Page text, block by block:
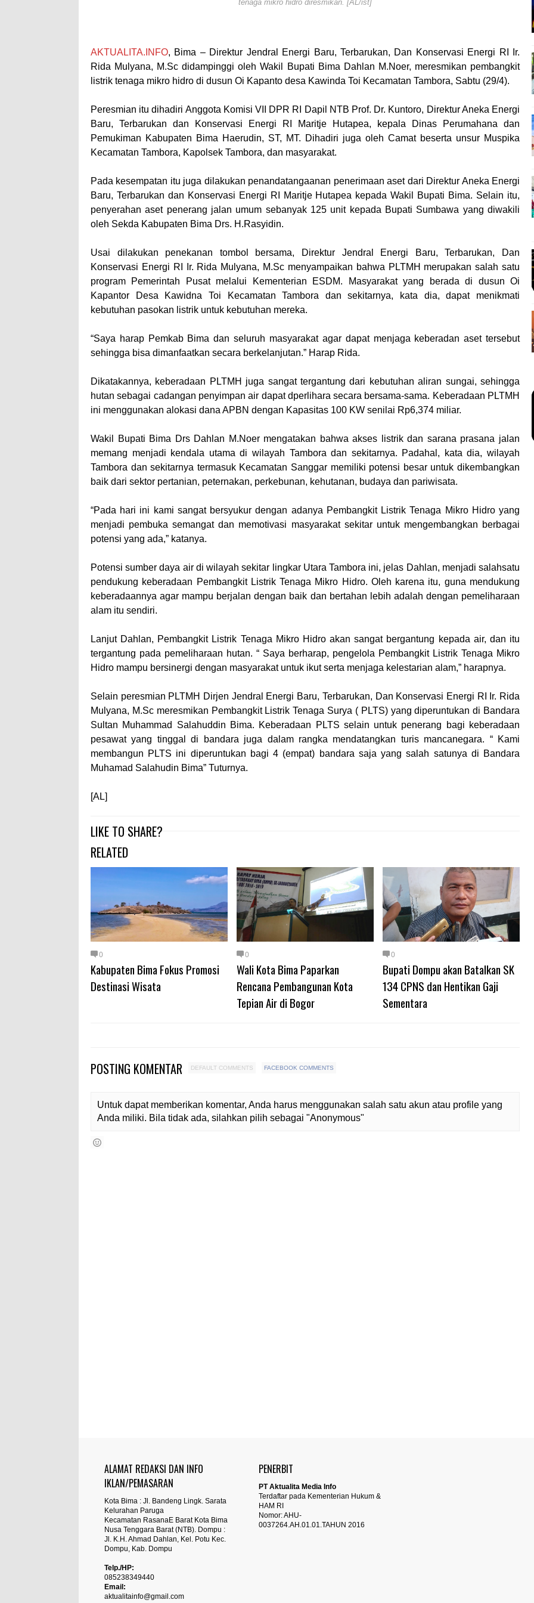
tenaga mikro hidro diresmikan. [AL/ist]
AKTUALITA.INFO, Bima – Direktur Jendral Energi Baru, Terbarukan, Dan Konservasi Energi RI Ir.
Rida Mulyana, M.Sc didampinggi oleh Wakil Bupati Bima Dahlan M.Noer, meresmikan pembangkit
listrik tenaga mikro hidro di dusun Oi Kapanto desa Kawinda Toi Kecamatan Tambora, Sabtu (29/4).
Peresmian itu dihadiri Anggota Komisi VII DPR RI Dapil NTB Prof. Dr. Kuntoro, Direktur Aneka Energi
Baru, Terbarukan dan Konservasi Energi RI Maritje Hutapea, kepala Dinas Perumahana dan
Pemukiman Kabupaten Bima Haerudin, ST, MT. Dihadiri juga oleh Camat beserta unsur Muspika
Kecamatan Tambora, Kapolsek Tambora, dan masyarakat.
Pada kesempatan itu juga dilakukan penandatangaanan penerimaan aset dari Direktur Aneka Energi
Baru, Terbarukan dan Konservasi Energi RI Maritje Hutapea kepada Wakil Bupati Bima. Selain itu,
penyerahan aset penerang jalan umum sebanyak 125 unit kepada Bupati Sumbawa yang diwakili
oleh Sekda Kabupaten Bima Drs. H.Rasyidin.
Usai dilakukan penekanan tombol bersama, Direktur Jendral Energi Baru, Terbarukan, Dan
Konservasi Energi RI Ir. Rida Mulyana, M.Sc menyampaikan bahwa PLTMH merupakan salah satu
program Pemerintah Pusat melalui Kementerian ESDM. Masyarakat yang berada di dusun Oi
Kapantor Desa Kawidna Toi Kecamatan Tambora dan sekitarnya, kata dia, dapat menikmati
kebutuhan pasokan listrik untuk kebutuhan mereka.
“Saya harap Pemkab Bima dan seluruh masyarakat agar dapat menjaga keberadan aset tersebut
sehingga bisa dimanfaatkan secara berkelanjutan.” Harap Rida.
Dikatakannya, keberadaan PLTMH juga sangat tergantung dari kebutuhan aliran sungai, sehingga
hutan sebagai cadangan penyimpan air dapat dperlihara secara bersama-sama. Keberadaan PLTMH
ini menggunakan alokasi dana APBN dengan Kapasitas 100 KW senilai Rp6,374 miliar.
Wakil Bupati Bima Drs Dahlan M.Noer mengatakan bahwa akses listrik dan sarana prasana jalan
memang menjadi kendala utama di wilayah Tambora dan sekitarnya. Padahal, kata dia, wilayah
Tambora dan sekitarnya termasuk Kecamatan Sanggar memiliki potensi besar untuk dikembangkan
baik dari sektor pertanian, peternakan, perkebunan, kehutanan, budaya dan pariwisata.
“Pada hari ini kami sangat bersyukur dengan adanya Pembangkit Listrik Tenaga Mikro Hidro yang
menjadi pembuka semangat dan memotivasi masyarakat sekitar untuk mengembangkan berbagai
potensi yang ada,” katanya.
Potensi sumber daya air di wilayah sekitar lingkar Utara Tambora ini, jelas Dahlan, menjadi salahsatu
pendukung keberadaan Pembangkit Listrik Tenaga Mikro Hidro. Oleh karena itu, guna mendukung
keberadaannya agar mampu berjalan dengan baik dan bertahan lebih adalah dengan pemeliharaan
alam itu sendiri.
Lanjut Dahlan, Pembangkit Listrik Tenaga Mikro Hidro akan sangat bergantung kepada air, dan itu
tergantung pada pemeliharaan hutan. “ Saya berharap, pengelola Pembangkit Listrik Tenaga Mikro
Hidro mampu bersinergi dengan masyarakat untuk ikut serta menjaga kelestarian alam,” harapnya.
Selain peresmian PLTMH Dirjen Jendral Energi Baru, Terbarukan, Dan Konservasi Energi RI Ir. Rida
Mulyana, M.Sc meresmikan Pembangkit Listrik Tenaga Surya ( PLTS) yang diperuntukan di Bandara
Sultan Muhammad Salahuddin Bima. Keberadaan PLTS selain untuk penerang bagi keberadaan
pesawat yang tinggal di bandara juga dalam rangka mendatangkan turis mancanegara. “ Kami
membangun PLTS ini diperuntukan bagi 4 (empat) bandara saja yang salah satunya di Bandara
Muhamad Salahudin Bima” Tuturnya.
[AL]
LIKE TO SHARE?
RELATED
0
Kabupaten Bima Fokus Promosi
Destinasi Wisata
0
Wali Kota Bima Paparkan
Rencana Pembangunan Kota
Tepian Air di Bogor
0
Bupati Dompu akan Batalkan SK
134 CPNS dan Hentikan Gaji
Sementara
POSTING KOMENTAR DEFAULT COMMENTS FACEBOOK COMMENTS
Untuk dapat memberikan komentar, Anda harus menggunakan salah satu akun atau profile yang
Anda miliki. Bila tidak ada, silahkan pilih sebagai "Anonymous"
ALAMAT REDAKSI DAN INFO
IKLAN/PEMASARAN
Kota Bima : Jl. Bandeng Lingk. Sarata
Kelurahan Paruga
Kecamatan RasanaE Barat Kota Bima
Nusa Tenggara Barat (NTB). Dompu :
Jl. K.H. Ahmad Dahlan, Kel. Potu Kec.
Dompu, Kab. Dompu
Telp./HP:
085238349440
Email:
aktualitainfo@gmail.com
PENERBIT
PT Aktualita Media Info
Terdaftar pada Kementerian Hukum &
HAM RI
Nomor: AHU-
0037264.AH.01.01.TAHUN 2016